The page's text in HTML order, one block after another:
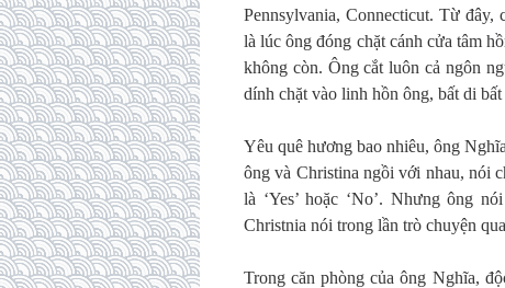
Pennsylvania, Connecticut. Từ đây,
là lúc ông đóng chặt cánh cửa tâm
không còn. Ông cắt luôn cả ngôn
dính chặt vào linh hồn ông, bất di
Yêu quê hương bao nhiêu, ông
ông và Christina ngồi với nhau, nói
là ‘Yes’ hoặc ‘No’. Nhưng ông
Christnia nói trong lần trò chuyện
Trong căn phòng của ông Nghĩa,